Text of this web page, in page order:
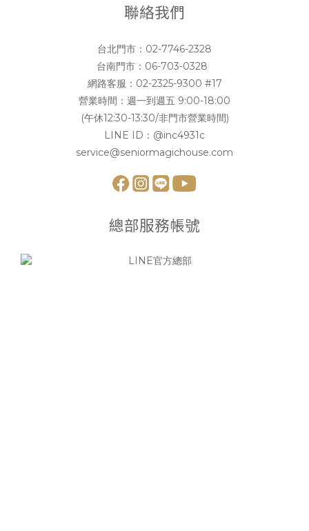
聯絡我們
台北門市： 02-7746-2328
台南門市： 06-703-0328
網路客服： 02-2325-9300 #17
營業時間：週一到週五 9:00-18:00
(午休12:30-13:30/非門市營業時間)
LINE ID： @inc4931c
service@seniormagichouse.com
總部服務帳號